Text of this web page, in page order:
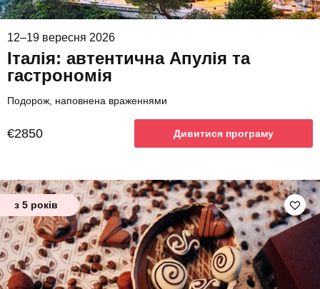
12–19 вересня 2026
Італія: автентична Апулія та
гастрономія
Подорож, наповнена враженнями
€2850 Дивитися програму
з 5 років